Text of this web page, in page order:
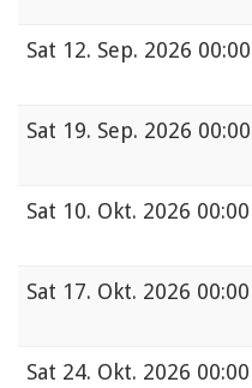
Sat 12. Sep. 2026 00:00
Sat 19. Sep. 2026 00:00
Sat 10. Okt. 2026 00:00
Sat 17. Okt. 2026 00:00
Sat 24. Okt. 2026 00:00